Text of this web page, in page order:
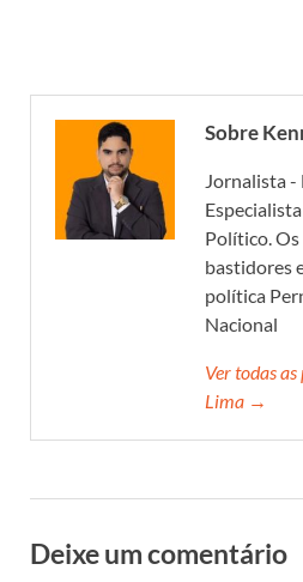
Sobre
Jornalista -
Político.
bastidores
política
Nacional
Ver todas as
Lima →
Deixe um comentário